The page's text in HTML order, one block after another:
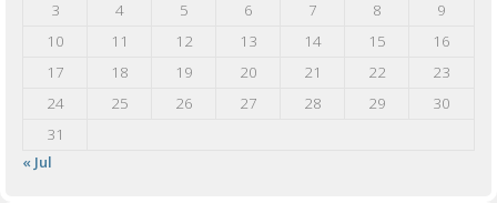
3
4 5 6 7 8
9
10
11 12 13 14 15
16
17
18 19 20 21 22
23
24
25 26 27 28 29
30
31
« Jul